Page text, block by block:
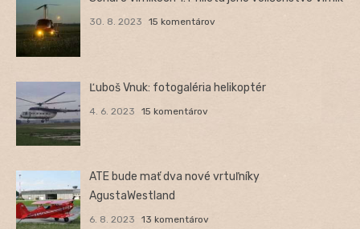
30. 8. 2023 15 komentárov
Ľuboš Vnuk: fotogaléria helikoptér
4. 6. 2023 15 komentárov
ATE bude mať dva nové vrtuľníky
AgustaWestland
6. 8. 2023 13 komentárov